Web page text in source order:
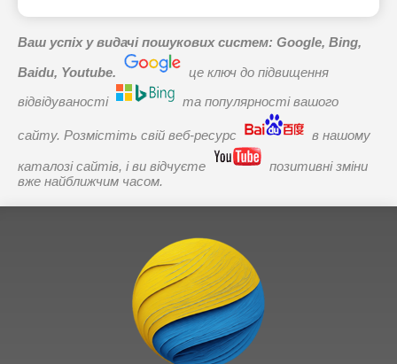
Ваш успіх у видачі пошукових систем: Google, Bing,
Baidu, Youtube.
це ключ до підвищення
відвідуваності
та популярності вашого
сайту. Розмістіть свій веб-ресурс в нашому
каталозі сайтів, і ви відчуєте
позитивні зміни
вже найближчим часом.